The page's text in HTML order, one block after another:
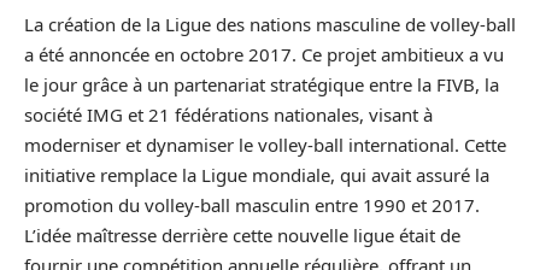
La création de la Ligue des nations masculine de volley-ball
a été annoncée en octobre 2017. Ce projet ambitieux a vu
le jour grâce à un partenariat stratégique entre la FIVB, la
société IMG et 21 fédérations nationales, visant à
moderniser et dynamiser le volley-ball international. Cette
initiative remplace la Ligue mondiale, qui avait assuré la
promotion du volley-ball masculin entre 1990 et 2017.
L’idée maîtresse derrière cette nouvelle ligue était de
fournir une compétition annuelle régulière, offrant un